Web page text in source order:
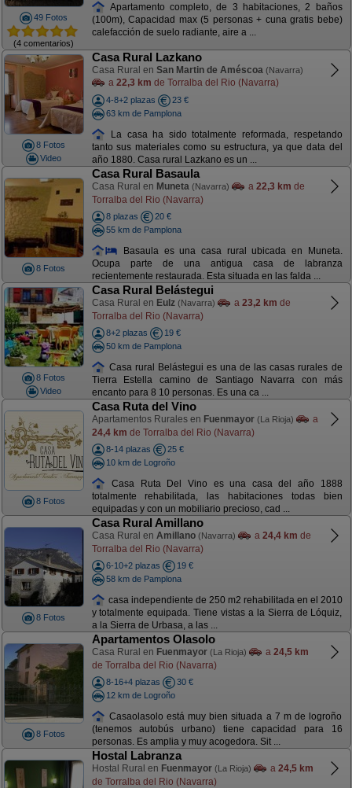
49 Fotos
(4 comentarios)
Apartamento completo, de 3 habitaciones, 2 baños
(100m), Capacidad max (5 personas + cuna gratis bebe)
calefacción de suelo radiante, aire a ...
8 Fotos
Video
Casa Rural Lazkano
Casa Rural en San Martin de Améscoa (Navarra)
a 22,3 km de Torralba del Rio (Navarra)
4-8+2 plazas
23 €
63 km de Pamplona
La casa ha sido totalmente reformada, respetando
tanto sus materiales como su estructura, ya que data del
año 1880. Casa rural Lazkano es un ...
8 Fotos
Casa Rural Basaula
Casa Rural en Muneta (Navarra) a 22,3 km de
Torralba del Rio (Navarra)
8 plazas
20 €
55 km de Pamplona
Basaula es una casa rural ubicada en Muneta.
Ocupa parte de una antigua casa de labranza
recientemente restaurada. Esta situada en las falda ...
8 Fotos
Video
Casa Rural Belástegui
Casa Rural en Eulz (Navarra) a 23,2 km de
Torralba del Rio (Navarra)
8+2 plazas
19 €
50 km de Pamplona
Casa rural Belástegui es una de las casas rurales de
Tierra Estella camino de Santiago Navarra con más
encanto para 8 10 personas. Es una ca ...
8 Fotos
Casa Ruta del Vino
Apartamentos Rurales en Fuenmayor (La Rioja)
a
24,4 km de Torralba del Rio (Navarra)
8-14 plazas
25 €
10 km de Logroño
Casa Ruta Del Vino es una casa del año 1888
totalmente rehabilitada, las habitaciones todas bien
equipadas y con un mobiliario precioso, cad ...
8 Fotos
Casa Rural Amillano
Casa Rural en Amillano (Navarra) a 24,4 km de
Torralba del Rio (Navarra)
6-10+2 plazas
19 €
58 km de Pamplona
casa independiente de 250 m2 rehabilitada en el 2010
y totalmente equipada. Tiene vistas a la Sierra de Lóquiz,
a la Sierra de Urbasa, a las ...
8 Fotos
Apartamentos Olasolo
Casa Rural en Fuenmayor (La Rioja) a 24,5 km
de Torralba del Rio (Navarra)
8-16+4 plazas
30 €
12 km de Logroño
Casaolasolo está muy bien situada a 7 m de logroño
(tenemos autobús urbano) tiene capacidad para 16
personas. Es amplia y muy acogedora. Sit ...
Hostal Labranza
Hostal Rural en Fuenmayor (La Rioja) a 24,5 km
de Torralba del Rio (Navarra)